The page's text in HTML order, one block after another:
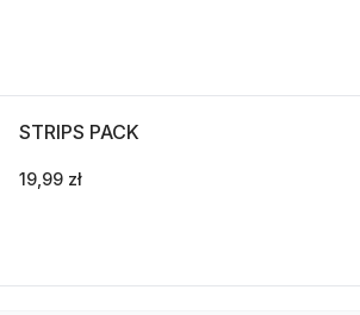
STRIPS PACK
19,99 zł